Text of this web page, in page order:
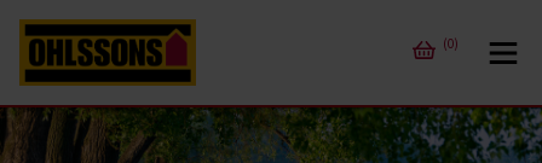
(0)